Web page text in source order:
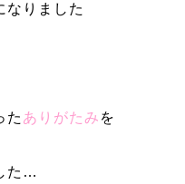
なりました
た ありがたみ を
た…